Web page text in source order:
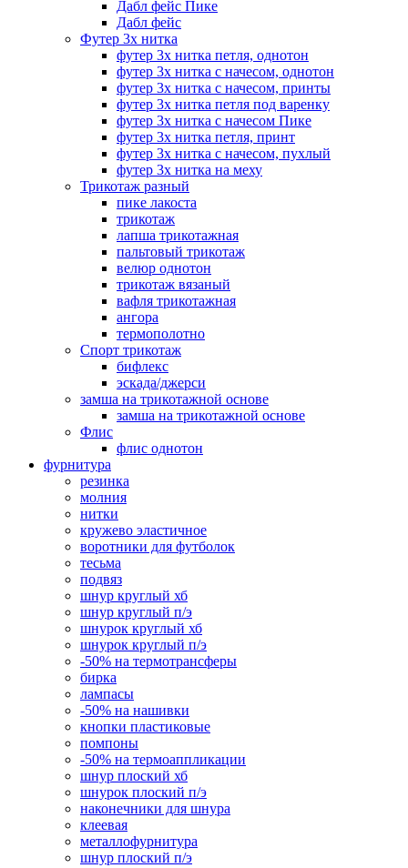
Дабл фейс Пике
Дабл фейс
Футер 3х нитка
футер 3х нитка петля, однотон
футер 3х нитка с начесом, однотон
футер 3х нитка с начесом, принты
футер 3х нитка петля под варенку
футер 3х нитка с начесом Пике
футер 3х нитка петля, принт
футер 3х нитка с начесом, пухлый
футер 3х нитка на меху
Трикотаж разный
пике лакоста
трикотаж
лапша трикотажная
пальтовый трикотаж
велюр однотон
трикотаж вязаный
вафля трикотажная
ангора
термополотно
Спорт трикотаж
бифлекс
эскада/джерси
замша на трикотажной основе
замша на трикотажной основе
Флис
флис однотон
фурнитура
резинка
молния
нитки
кружево эластичное
воротники для футболок
тесьма
подвяз
шнур круглый хб
шнур круглый п/э
шнурок круглый хб
шнурок круглый п/э
-50% на термотрансферы
бирка
лампасы
-50% на нашивки
кнопки пластиковые
помпоны
-50% на термоаппликации
шнур плоский хб
шнурок плоский п/э
наконечники для шнура
клеевая
металлофурнитура
шнур плоский п/э